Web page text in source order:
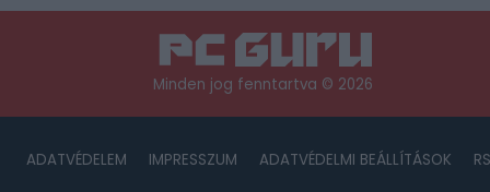
Minden jog fenntartva © 2026
ADATVÉDELEM IMPRESSZUM ADATVÉDELMI BEÁLLÍTÁSOK